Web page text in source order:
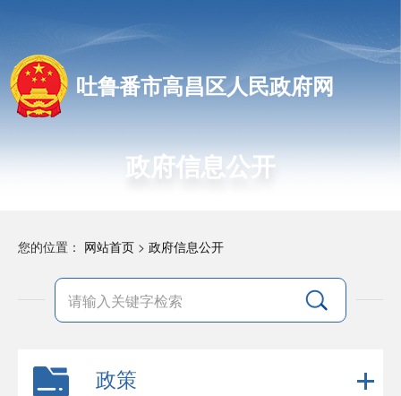
吐鲁番市高昌区人民政府网
政府信息公开
您的位置： 网站首页 > 政府信息公开
政策